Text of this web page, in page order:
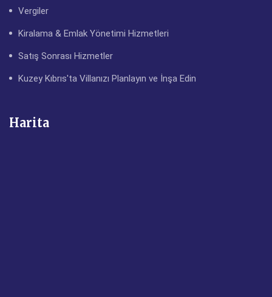
Vergiler
Kiralama & Emlak Yönetimi Hizmetleri
Satış Sonrası Hizmetler
Kuzey Kıbrıs'ta Villanızı Planlayın ve İnşa Edin
Harita